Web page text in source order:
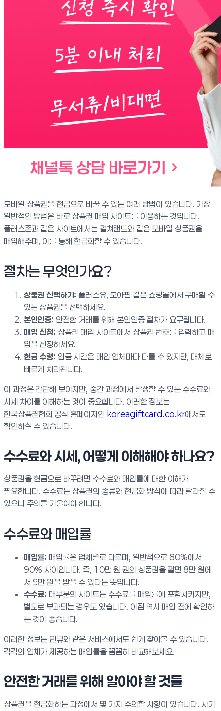
모바일 상품권을 현금으로 바꿀 수 있는 여러 방법이 있습니다. 가장
일반적인 방법은 바로 상품권 매입 사이트를 이용하는 것입니다.
플러스존과 같은 사이트에서는 컬쳐랜드와 같은 모바일 상품권을
매입해주며, 이를 통해 현금화할 수 있습니다.
절차는 무엇인가요?
상품권 선택하기: 플러스유, 모아핀 같은 쇼핑몰에서 구매할 수
있는 상품권을 선택하세요.
본인인증: 안전한 거래를 위해 본인인증 절차가 요구됩니다.
매입 신청: 상품권 매입 사이트에서 상품권 번호를 입력하고 매
입을 신청하세요.
현금 수령: 입금 시간은 매입 업체마다 다를 수 있지만, 대체로
빠르게 처리됩니다.
이 과정은 간단해 보이지만, 중간 과정에서 발생할 수 있는 수수료와
시세 차이를 이해하는 것이 중요합니다. 이러한 정보는
한국상품권협회 공식 홈페이지인 koreagiftcard.co.kr에서도
확인하실 수 있습니다.
수수료와 시세, 어떻게 이해해야 하나요?
상품권을 현금으로 바꾸려면 수수료와 매입률에 대한 이해가
필요합니다. 수수료는 상품권의 종류와 현금화 방식에 따라 달라질 수
있으니 주의를 기울여야 합니다.
수수료와 매입률
매입률: 매입률은 업체별로 다르며, 일반적으로 80%에서
90% 사이입니다. 즉, 10만 원 권의 상품권을 팔면 8만 원에
서 9만 원을 받을 수 있다는 뜻입니다.
수수료: 대부분의 사이트는 수수료를 매입률에 포함시키지만,
별도로 부과되는 경우도 있습니다. 이점 역시 매입 전에 확인하
는 것이 좋습니다.
이러한 정보는 핀큐와 같은 서비스에서도 쉽게 찾아볼 수 있습니다.
각각의 업체가 제공하는 매입률을 꼼꼼히 비교해보세요.
안전한 거래를 위해 알아야 할 것들
상품권을 현금화하는 과정에서 몇 가지 주의할 사항이 있습니다. 사기